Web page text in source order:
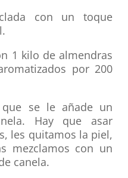
con un toque
1 kilo de almendras
por 200
se le añade un
Hay que asar
les quitamos la piel,
mezclamos con un
canela.